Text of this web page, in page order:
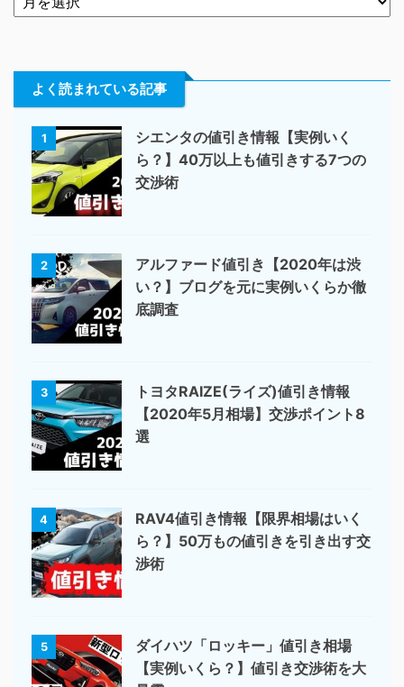
よく読まれている記事
1
シエンタの値引き情報【実例いく
ら？】40万以上も値引きする7つの
交渉術
2
アルファード値引き【2020年は渋
い？】ブログを元に実例いくらか徹
底調査
3
トヨタRAIZE(ライズ)値引き情報
【2020年5月相場】交渉ポイント8
選
4
RAV4値引き情報【限界相場はいく
ら？】50万もの値引きを引き出す交
渉術
5
ダイハツ「ロッキー」値引き相場
【実例いくら？】値引き交渉術を大